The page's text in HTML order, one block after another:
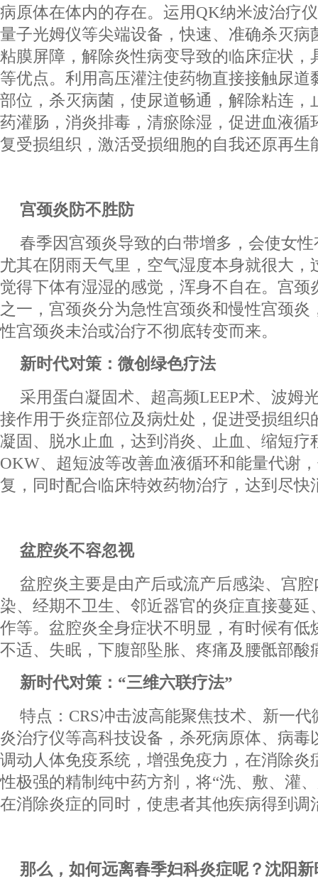
病原体在体内的存在。运用QK纳米波治疗
量子光姆仪等尖端设备，快速、准确杀灭病
粘膜屏障，解除炎性病变导致的临床症状，
等优点。利用高压灌注使药物直接接触尿道
部位，杀灭病菌，使尿道畅通，解除粘连，
药灌肠，消炎排毒，清瘀除湿，促进血液循
复受损组织，激活受损细胞的自我还原再生
宫颈炎防不胜防
春季因宫颈炎导致的白带增多，会使女
尤其在阴雨天气里，空气湿度本身就很大，
觉得下体有湿湿的感觉，浑身不自在。宫颈
之一，宫颈炎分为急性宫颈炎和慢性宫颈炎
性宫颈炎未治或治疗不彻底转变而来。
新时代对策：微创绿色疗法
采用蛋白凝固术、超高频LEEP术、波姆
接作用于炎症部位及病灶处，促进受损组织
凝固、脱水止血，达到消炎、止血、缩短疗
OKW、超短波等改善血液循环和能量代谢
复，同时配合临床特效药物治疗，达到尽快
盆腔炎不容忽视
盆腔炎主要是由产后或流产后感染、宫
染、经期不卫生、邻近器官的炎症直接蔓延
作等。盆腔炎全身症状不明显，有时候有低
不适、失眠，下腹部坠胀、疼痛及腰骶部酸
新时代对策：“三维六联疗法”
特点：CRS冲击波高能聚焦技术、新一
炎治疗仪等高科技设备，杀死病原体、病毒
调动人体免疫系统，增强免疫力，在消除炎
性极强的精制纯中药方剂，将“洗、敷、灌
在消除炎症的同时，使患者其他疾病得到调
那么，如何远离春季妇科炎症呢？沈阳